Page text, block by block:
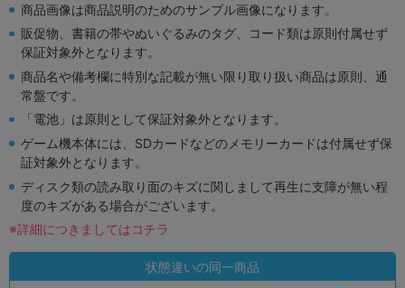
商品画像は商品説明のためのサンプル画像になります。
販促物、書籍の帯やぬいぐるみのタグ、コード類は原則付属せず
保証対象外となります。
商品名や備考欄に特別な記載が無い限り取り扱い商品は原則、通
常盤です。
「電池」は原則として保証対象外となります。
ゲーム機本体には、SDカードなどのメモリーカードは付属せず保
証対象外となります。
ディスク類の読み取り面のキズに関しまして再生に支障が無い程
度のキズがある場合がございます。
※詳細につきましてはコチラ
状態違いの同一商品